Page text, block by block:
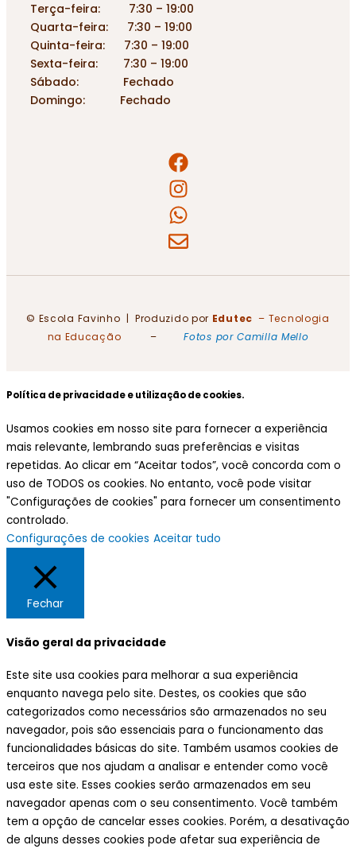
Terça-feira: 7:30 – 19:00
Quarta-feira: 7:30 – 19:00
Quinta-feira: 7:30 – 19:00
Sexta-feira: 7:30 – 19:00
Sábado: Fechado
Domingo: Fechado
© Escola Favinho | Produzido por Edutec – Tecnologia
na Educação
–Fotos por Camilla Mello
Política de privacidade e utilização de cookies.
Usamos cookies em nosso site para fornecer a experiência
mais relevante, lembrando suas preferências e visitas
repetidas. Ao clicar em “Aceitar todos”, você concorda com o
uso de TODOS os cookies. No entanto, você pode visitar
"Configurações de cookies" para fornecer um consentimento
controlado.
Configurações de cookies Aceitar tudo
Fechar
Visão geral da privacidade
Este site usa cookies para melhorar a sua experiência
enquanto navega pelo site. Destes, os cookies que são
categorizados como necessários são armazenados no seu
navegador, pois são essenciais para o funcionamento das
funcionalidades básicas do site. Também usamos cookies de
terceiros que nos ajudam a analisar e entender como você
usa este site. Esses cookies serão armazenados em seu
navegador apenas com o seu consentimento. Você também
tem a opção de cancelar esses cookies. Porém, a desativação
de alguns desses cookies pode afetar sua experiência de